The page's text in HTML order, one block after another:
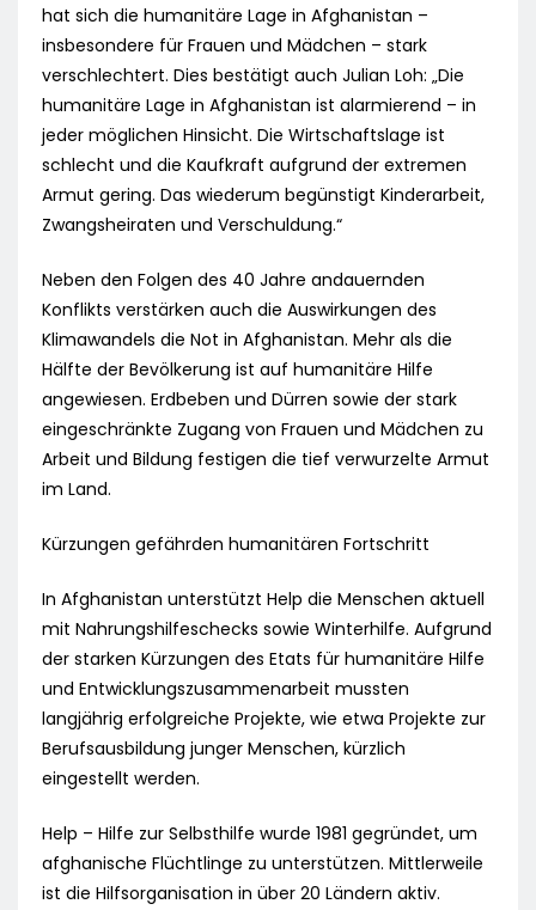
hat sich die humanitäre Lage in Afghanistan –
insbesondere für Frauen und Mädchen – stark
verschlechtert. Dies bestätigt auch Julian Loh: „Die
humanitäre Lage in Afghanistan ist alarmierend – in
jeder möglichen Hinsicht. Die Wirtschaftslage ist
schlecht und die Kaufkraft aufgrund der extremen
Armut gering. Das wiederum begünstigt Kinderarbeit,
Zwangsheiraten und Verschuldung.“
Neben den Folgen des 40 Jahre andauernden
Konflikts verstärken auch die Auswirkungen des
Klimawandels die Not in Afghanistan. Mehr als die
Hälfte der Bevölkerung ist auf humanitäre Hilfe
angewiesen. Erdbeben und Dürren sowie der stark
eingeschränkte Zugang von Frauen und Mädchen zu
Arbeit und Bildung festigen die tief verwurzelte Armut
im Land.
Kürzungen gefährden humanitären Fortschritt
In Afghanistan unterstützt Help die Menschen aktuell
mit Nahrungshilfeschecks sowie Winterhilfe. Aufgrund
der starken Kürzungen des Etats für humanitäre Hilfe
und Entwicklungszusammenarbeit mussten
langjährig erfolgreiche Projekte, wie etwa Projekte zur
Berufsausbildung junger Menschen, kürzlich
eingestellt werden.
Help – Hilfe zur Selbsthilfe wurde 1981 gegründet, um
afghanische Flüchtlinge zu unterstützen. Mittlerweile
ist die Hilfsorganisation in über 20 Ländern aktiv.